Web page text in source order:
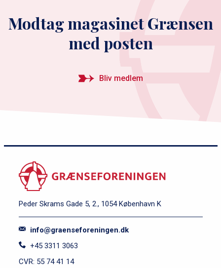
Modtag magasinet Grænsen
med posten
Bliv medlem
Peder Skrams Gade 5, 2., 1054 København K
info@graenseforeningen.dk
+45 3311 3063
CVR: 55 74 41 14